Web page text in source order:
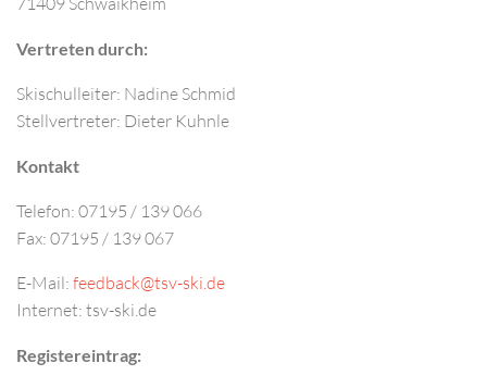
Vertreten durch:
Skischulleiter: Nadine Schmid
Stellvertreter: Dieter Kuhnle
Kontakt
Telefon: 07195 / 139 066
Fax: 07195 / 139 067
E-Mail:
Internet: tsv-ski.de
Registereintrag: